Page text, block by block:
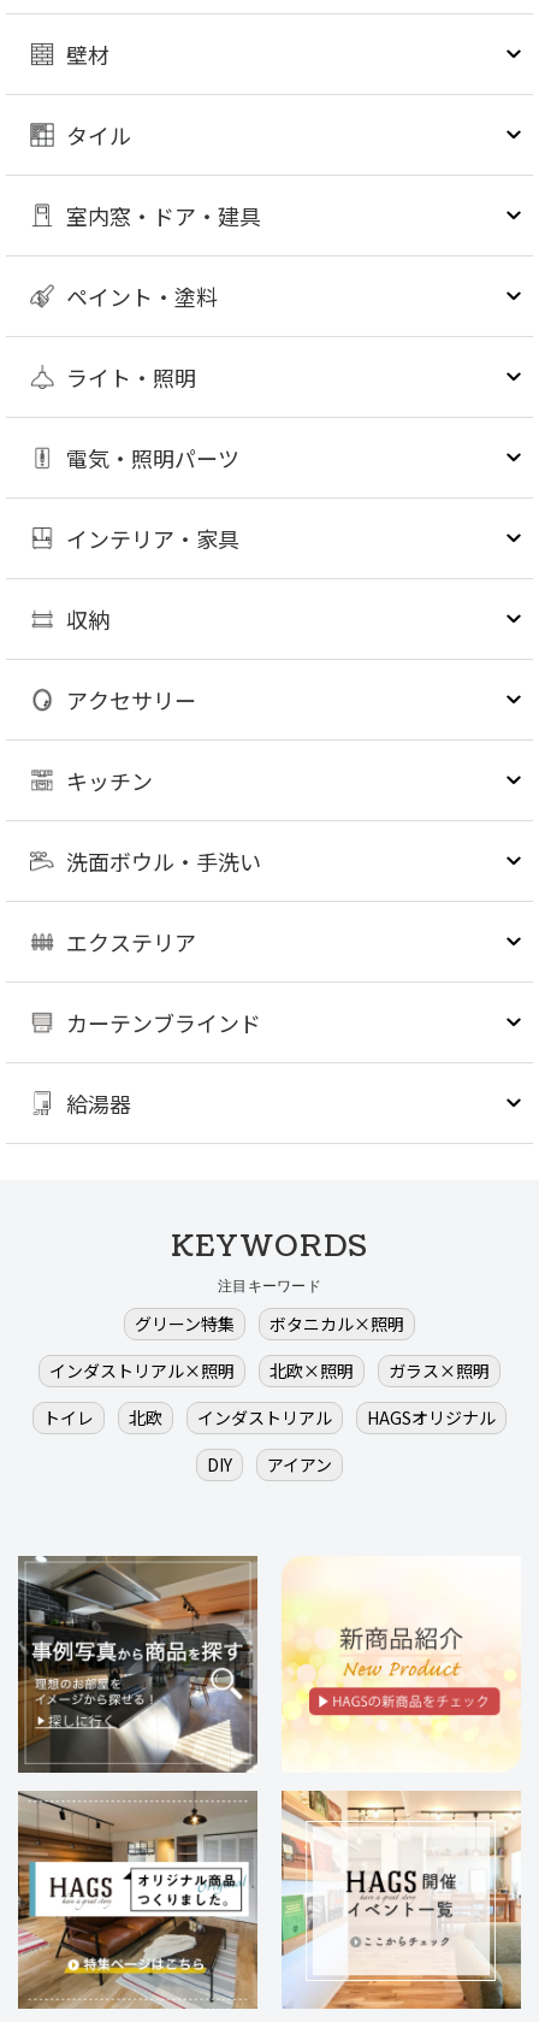
壁材
タイル
室内窓・ドア・建具
ペイント・塗料
ライト・照明
電気・照明パーツ
インテリア・家具
収納
アクセサリー
キッチン
洗面ボウル・手洗い
エクステリア
カーテンブラインド
給湯器
KEYWORDS
注目キーワード
グリーン特集
ボタニカル×照明
インダストリアル×照明
北欧×照明
ガラス×照明
トイレ
北欧 インダストリアル
HAGSオリジナル
DIY
アイアン